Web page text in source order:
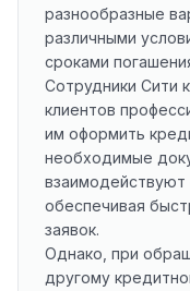
разнообразные
различными
сроками
Сотрудники Сити
клиентов
им оформить
необходимые
взаимодействуют
обеспечивая
заявок.
Однако, при
другому